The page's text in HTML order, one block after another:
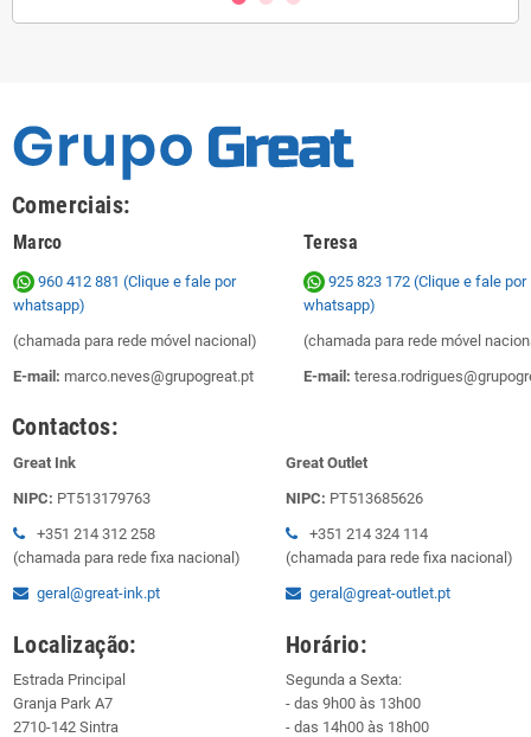
Comerciais:
Marco Teresa
960 412 881 (Clique e fale por
whatsapp)
(chamada para rede móvel nacional)
E-mail: marco.neves@grupogreat.pt
925 823 172 (Clique e fale por
whatsapp)
(chamada para rede móvel
E-mail:
Contactos:
Great Ink
NIPC: PT513179763
+351 214 312 258
(chamada para rede fixa nacional)
geral@great-ink.pt
Great Outlet
NIPC: PT513685626
+351 214 324 114
(chamada para rede fixa nacional)
geral@great-outlet.pt
Localização:
Estrada Principal
Granja Park A7
2710-142 Sintra
Horário:
Segunda a Sexta:
- das 9h00 às 13h00
- das 14h00 às 18h00